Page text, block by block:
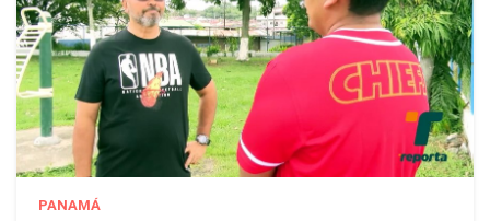
PANAMÁ